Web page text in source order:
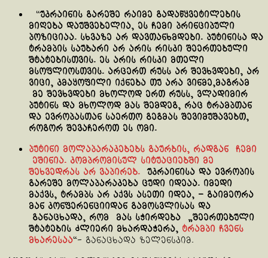
“უკრაინის გარეშე რაიმე გადაწყვეტილების
მიღება დაუშვებელია, ეს ჩემი პრინციპული
პოზიციაა. სხვაზე არ დავთანხმდები. პუტინისა და
ტრამპის საუბარი არ არის რისკი შეერთებული
შტატებისთვის. ეს არის რისკი მთელი
მსოფლიოსთვის. არცერთ რუსს არ შევხვდები, არ
ვიცი, კმაყოფილი იქნება თუ არა ვინმე,მაგრამ
მე შევხვდები მხოლოდ ერთ რუსს, ვლადიმირ
პუტინს და მხოლოდ მას შემდეგ, რაც ტრამპთან
და ევროპასთან საერთო გეგმას შევიმუშავებთ,
როგორ შევაჩეროთ ეს ომი.
პუტინი მოლაპარაკებებს გაურბის, რადგან ჩემი
ეშინია. კომპრომისულ სიტუაციებში მე
შეხვედრას არ ვაპირებ. უკრაინისა და ევროპის
გარეშე მოლაპარაკება ცუდი იდეაა. იმედი
მაქვს, ტრამპს არ აქვს ასეთი იდეა, – გაიმეორა
მან კონფერენციიდან გამოსვლისას და
განაცხადა, რომ მას სჭირდება „შეერთებული
შტატების ძლიერი მხარდაჭერა, ტრამპი ჩვენს
მხარესაა“- განაცხადა ზელენსკიმ.